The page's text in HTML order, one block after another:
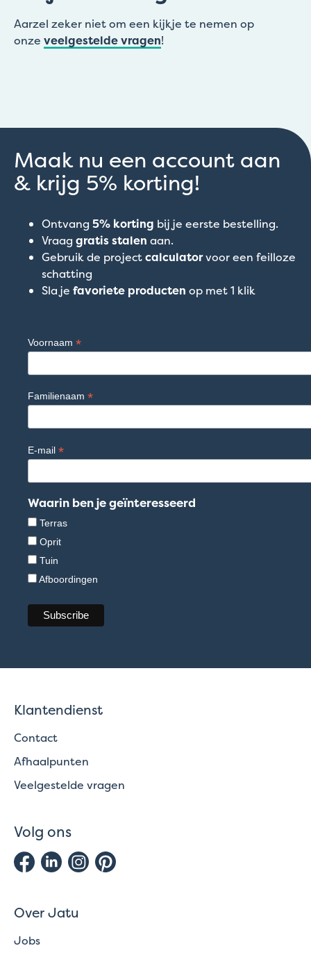
Aarzel zeker niet om een kijkje te nemen op
onze veelgestelde vragen!
Maak nu een account aan
& krijg 5% korting!
Ontvang 5% korting bij je eerste bestelling.
Vraag gratis stalen aan.
Gebruik de projectcalculatorvoor een feilloze
schatting
Sla je favoriete producten op met 1 klik
Voornaam *
Familienaam *
E-mail *
Waarin ben je geïnteresseerd
Terras
Oprit
Tuin
Afboordingen
Klantendienst
Contact
Afhaalpunten
Veelgestelde vragen
Volg ons
Over Jatu
Jobs